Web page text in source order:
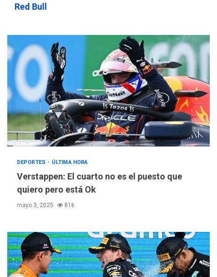
Red Bull
DEPORTES ÚLTIMA HORA
Verstappen: El cuarto no es el puesto que
quiero pero está Ok
mayo 3, 2025 816